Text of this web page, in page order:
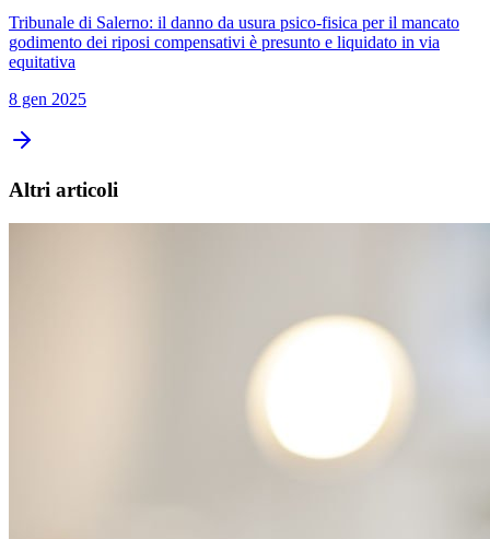
Tribunale di Salerno: il danno da usura psico-fisica per il mancato
godimento dei riposi compensativi è presunto e liquidato in via
equitativa
8 gen 2025
Altri articoli